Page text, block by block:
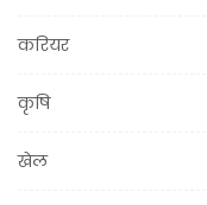
करियर
कृषि
खेल